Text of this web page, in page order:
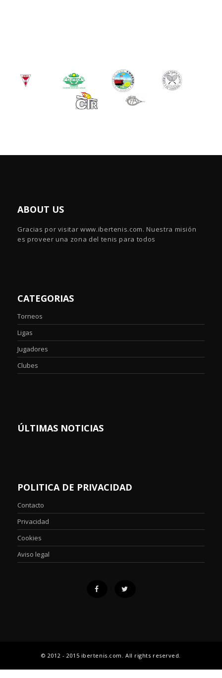
ABOUT US
Gracias por visitar www.ibertenis.com. Nuestra misión
es proveer una zona del tenis para todos
CATEGORIAS
Torneos
Ligas
Jugadores
Clubes
ÚLTIMAS NOTICIAS
POLITICA DE PRIVACIDAD
Contacto
Privacidad
Cookies
Aviso legal
© 2012 - 2015 ibertenis.com. All rights reserved.